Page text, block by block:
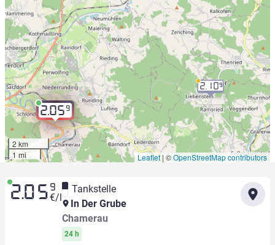
2.059
2.109
2 km
1 mi
Leaflet | ©OpenStreetMap contributors
2.05 9
€/l
Tankstelle
In Der Grube
Chamerau
24 h